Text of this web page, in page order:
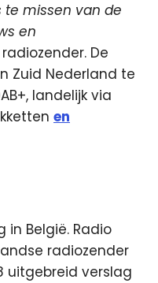
te missen van de
en
De
Zuid Nederland te
landelijk via
en
in België. Radio
radiozender
uitgebreid verslag